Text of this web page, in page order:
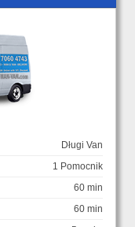
Długi Van
1 Pomocnik
60 min
60 min